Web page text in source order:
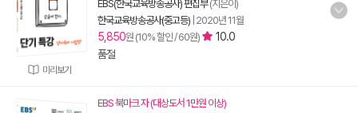
미리보기
EBS(한국교육방송공사) 편집부(지은이)
한국교육방송공사(중고등) 2020년 11월
5,850원 (10% 할인 / 60원)
10.0
품절
EBS 북마크 자 (대상도서 1만원 이상)